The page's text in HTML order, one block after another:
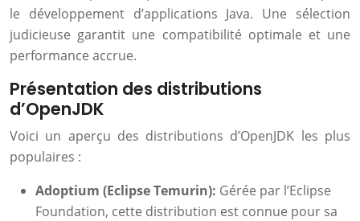
le développement d’applications Java. Une sélection
judicieuse garantit une compatibilité optimale et une
performance accrue.
Présentation des distributions
d’OpenJDK
Voici un aperçu des distributions d’OpenJDK les plus
populaires :
Adoptium (Eclipse Temurin): Gérée par l’Eclipse
Foundation, cette distribution est connue pour sa